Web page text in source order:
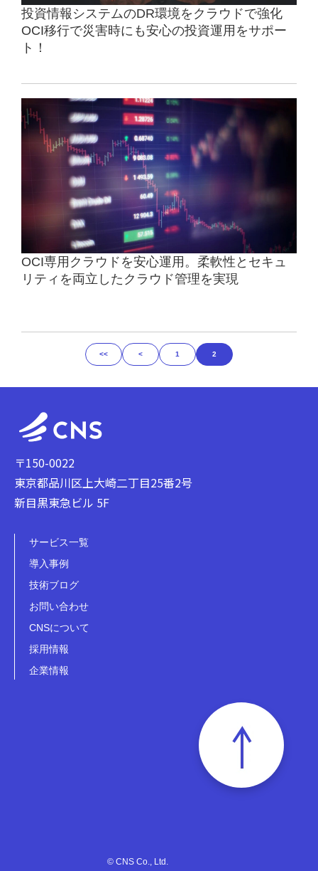
投資情報システムのDR環境をクラウドで強化
OCI移行で災害時にも安心の投資運用をサポー
ト！
OCI専用クラウドを安心運用。柔軟性とセキュ
リティを両立したクラウド管理を実現
<< < 1 2
〒150-0022
東京都品川区上大崎二丁目25番2号
新目黒東急ビル 5F
サービス一覧
導入事例
技術ブログ
お問い合わせ
CNSについて
採用情報
企業情報
© CNS Co., Ltd.